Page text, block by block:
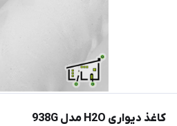
کاغذ دیواری H2O مدل 938G